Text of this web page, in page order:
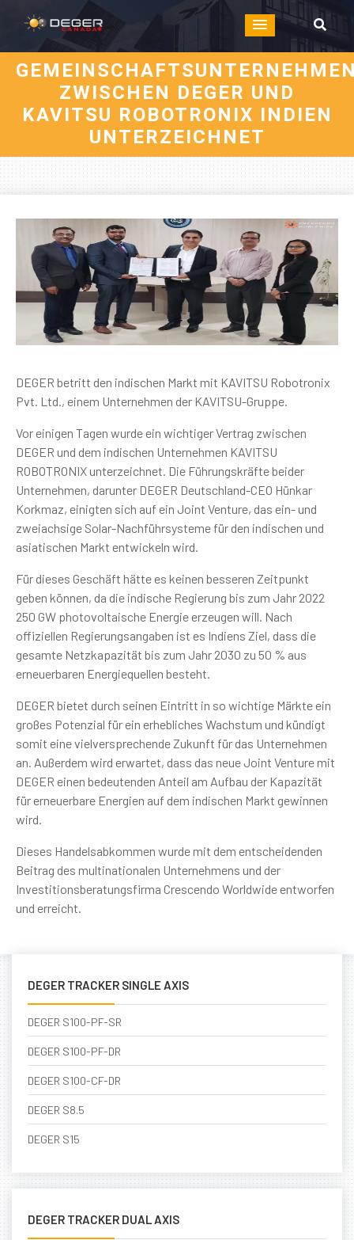
ZWISCHEN DEGER UND
KAVITSU ROBOTRONIX INDIEN
UNTERZEICHNET
DEGER betritt den indischen Markt mit KAVITSU Robotronix
Pvt. Ltd., einem Unternehmen der KAVITSU-Gruppe.
Vor einigen Tagen wurde ein wichtiger Vertrag zwischen
DEGER und dem indischen Unternehmen KAVITSU
ROBOTRONIX unterzeichnet. Die Führungskräfte beider
Unternehmen, darunter DEGER Deutschland-CEO Hünkar
Korkmaz, einigten sich auf ein Joint Venture, das ein- und
zweiachsige Solar-Nachführsysteme für den indischen und
asiatischen Markt entwickeln wird.
Für dieses Geschäft hätte es keinen besseren Zeitpunkt
geben können, da die indische Regierung bis zum Jahr 2022
250 GW photovoltaische Energie erzeugen will. Nach
offiziellen Regierungsangaben ist es Indiens Ziel, dass die
gesamte Netzkapazität bis zum Jahr 2030 zu 50 % aus
erneuerbaren Energiequellen besteht.
DEGER bietet durch seinen Eintritt in so wichtige Märkte ein
großes Potenzial für ein erhebliches Wachstum und kündigt
somit eine vielversprechende Zukunft für das Unternehmen
an. Außerdem wird erwartet, dass das neue Joint Venture mit
DEGER einen bedeutenden Anteil am Aufbau der Kapazität
für erneuerbare Energien auf dem indischen Markt gewinnen
wird.
Dieses Handelsabkommen wurde mit dem entscheidenden
Beitrag des multinationalen Unternehmens und der
Investitionsberatungsfirma Crescendo Worldwide entworfen
und erreicht.
DEGER TRACKER SINGLE AXIS
DEGER S100-PF-SR
DEGER S100-PF-DR
DEGER S100-CF-DR
DEGER S8.5
DEGER S15
DEGER TRACKER DUAL AXIS